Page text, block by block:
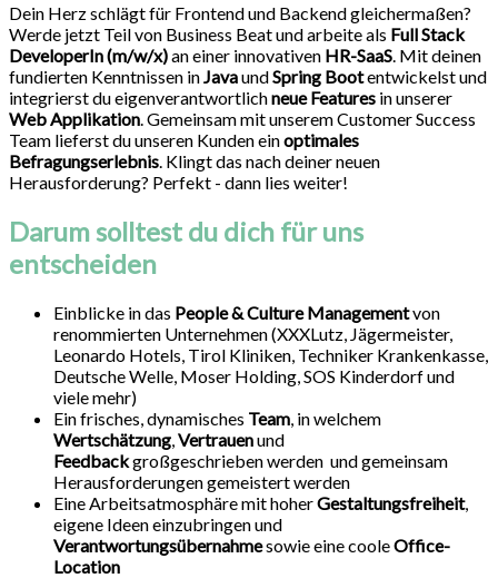
Dein Herz schlägt für Frontend und Backend gleichermaßen?
Werde jetzt Teil von Business Beat und arbeite als Full Stack
DeveloperIn (m/w/x)an einer innovativen HR-SaaS . Mit deinen
fundierten Kenntnissen in JavaundSpring Bootentwickelst und
integrierst du eigenverantwortlichneue Features in unserer
Web Applikation . Gemeinsam mit unserem Customer Success
Team lieferst du unseren Kunden einoptimales
Befragungserlebnis . Klingt das nach deiner neuen
Herausforderung? Perfekt - dann lies weiter!
Darum solltest du dich für uns
entscheiden
Einblicke in das People & Culture Managementvon
renommierten Unternehmen (XXXLutz, Jägermeister,
Leonardo Hotels, Tirol Kliniken, Techniker Krankenkasse,
Deutsche Welle, Moser Holding, SOS Kinderdorf und
viele mehr)
Ein frisches, dynamisches Team , in welchem
Wertschätzung Vertrauenund
Feedbackgroßgeschrieben werden und gemeinsam
Herausforderungen gemeistert werden
Eine Arbeitsatmosphäre mit hoherGestaltungsfreiheit,
eigene Ideen einzubringen und
Verantwortungsübernahmesowie eine cooleOffice-
Location